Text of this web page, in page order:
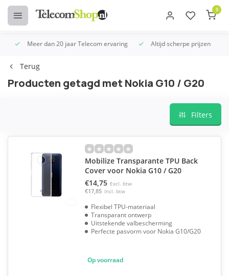
0
Meer dan 20 jaar Telecom ervaring Altijd scherpe prijzen
Terug
Producten getagd met Nokia G10 / G20
Filters
Mobilize Transparante TPU Back
Cover voor Nokia G10 / G20
€14,75 Excl. btw
€17,85 Incl. btw
Flexibel TPU-materiaal
Transparant ontwerp
Uitstekende valbescherming
Perfecte pasvorm voor Nokia G10/G20
Op voorraad